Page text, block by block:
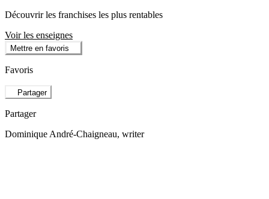
Découvrir les franchises les plus rentables
Voir les enseignes
Mettre en favoris
Favoris
Partager
Partager
Dominique André-Chaigneau, writer